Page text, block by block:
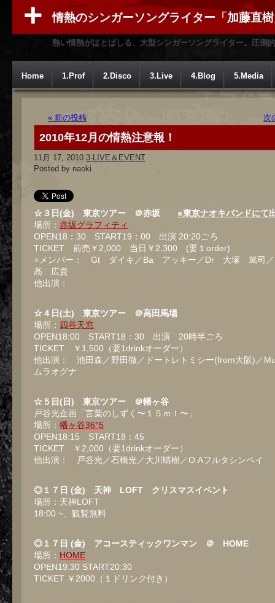
情熱のシンガーソングライター「加藤直
熱い情熱がほとばしる、大型シンガーソングライター。圧倒
Home 1.Prof 2.Disco 3.Live 4.Blog 5.Media
« 前の投稿 次
2010年12月の情熱注意報！
11月 17, 2010 3-LIVE＆EVENT
Posted by naoki
☆３日(金) 東京ツアー ＠赤坂 ※東京ナオキバンドにて
場所： 赤坂グラフィティ
OPEN18：30 START19：00 出演 20:20ごろ
TICKET 前売￥2,000 当日￥2,300 (要１order)
※メンバー： Gt ダイキ／Ba アッキー／Dr 大塚 篤司
高 広貴
他出演：
☆４日(土) 東京ツアー ＠高田馬場
場所： 四谷天窓
OPEN18:00 START18：30 出演 20時半ごろ
TICKET ￥1,500（要1drinkオーダー）
他出演： 池田森／野田徹／ドートレトミシー(from大阪)／
ムラオグナ
☆５日(日) 東京ツアー ＠幡ヶ谷
戸谷光企画「言葉のしずく〜１５ｍｌ〜」
場所： 幡ヶ谷36°5
OPEN18:15 START18：45
TICKET ￥2,000（要1drinkオーダー）
他出演： 戸谷光／石橋光／大川晴樹／O.Aフルタシンペイ
◎１７日 (金) 天神 LOFT クリスマスイベント
場所：天神LOFT
18:00 ~、観覧無料
◎１７日 (金) アコースティックワンマン ＠ HOME
場所： HOME
OPEN19:30 START20:30
TICKET ￥2000（１ドリンク付き）